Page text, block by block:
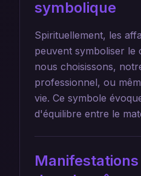
symbolique
Spirituellement, les
peuvent symboliser le
nous choisissons,
professionnel, ou
vie. Ce symbole
d'équilibre entre le